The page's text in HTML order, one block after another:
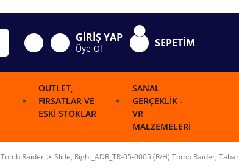
GİRİŞ YAP
Üye Ol SEPETİM
OUTLET,
FIRSATLAR VE
ESKI STOKLAR
SANAL
GERÇEKLIK -
VR
MALZEMELERI
Tomb Raider Slide, Right_ADR_TR-05-0005 (R/H) Tomb Raider,